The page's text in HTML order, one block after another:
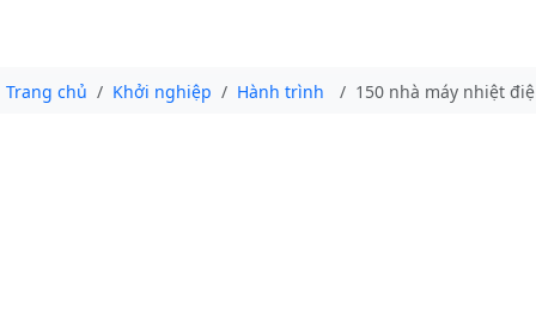
Trang chủ Khởi nghiệp Hành trình 150 nhà máy nhiệt